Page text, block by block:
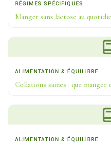
RÉGIMES SPÉCIFIQUES
Manger sans lactose au
ALIMENTATION & ÉQUILIBRE
Collations saines : que manger
ALIMENTATION & ÉQUILIBRE